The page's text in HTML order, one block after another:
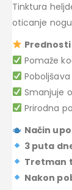
Tinktura
oticanje
Pomaže
Smanjuje
Prirodna
Način
3 puta
Tretman
Nakon